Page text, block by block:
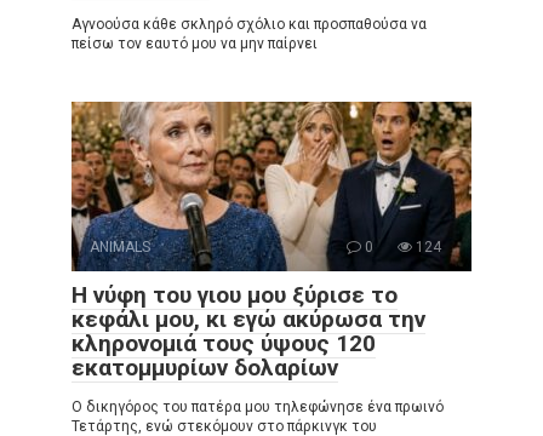
Αγνοούσα κάθε σκληρό σχόλιο και προσπαθούσα να
πείσω τον εαυτό μου να μην παίρνει
ANIMALS 0 124
Η νύφη του γιου μου ξύρισε το
κεφάλι μου, κι εγώ ακύρωσα την
κληρονομιά τους ύψους 120
εκατομμυρίων δολαρίων
Ο δικηγόρος του πατέρα μου τηλεφώνησε ένα πρωινό
Τετάρτης, ενώ στεκόμουν στο πάρκινγκ του